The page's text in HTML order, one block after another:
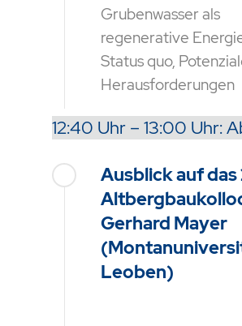
Grubenwasser als
regenerative
Status quo,
Herausforderungen
12:40 Uhr – 13:00 Uhr:
Ausblick auf das
Gerhard Mayer
Leoben)